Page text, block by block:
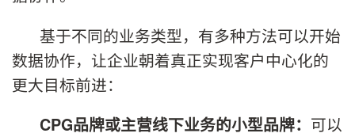
基于不同的业务类型，有多种方法可以开始
数据协作，让企业朝着真正实现客户中心化的
更大目标前进：
CPG品牌或主营线下业务的小型品牌： 可以